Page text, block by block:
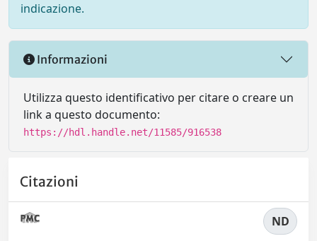
indicazione.
Informazioni
Utilizza questo identificativo per citare o creare un
link a questo documento:
https://hdl.handle.net/11585/916538
Citazioni
ND